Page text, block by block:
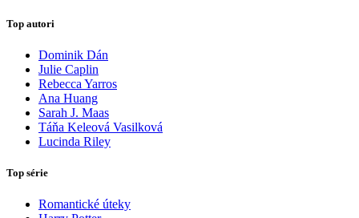
Top autori
Dominik Dán
Julie Caplin
Rebecca Yarros
Ana Huang
Sarah J. Maas
Táňa Keleová Vasilková
Lucinda Riley
Top série
Romantické úteky